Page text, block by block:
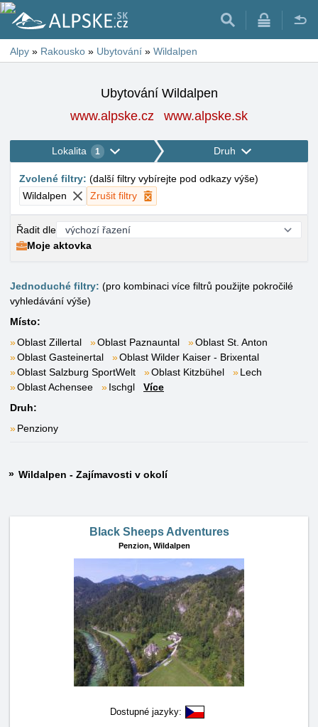
Alpy » Rakousko » Ubytování » Wildalpen
Ubytování Wildalpen
www.alpske.cz
www.alpske.sk
Lokalita 1 Druh
Zvolené filtry: (další filtry vybírejte pod odkazy výše)
Wildalpen
Zrušit filtry
Řadit dle
Moje aktovka
Jednoduché filtry: (pro kombinaci více filtrů použijte pokročilé
vyhledávání výše)
Místo:
Oblast Zillertal
Oblast Paznauntal
Oblast St. Anton
Oblast Gasteinertal
Oblast Wilder Kaiser - Brixental
Oblast Salzburg SportWelt
Oblast Kitzbühel
Lech
Oblast Achensee
Ischgl
Více
Druh:
Penziony
Wildalpen - Zajímavosti v okolí
Black Sheeps Adventures
Penzion, Wildalpen
Dostupné jazyky: